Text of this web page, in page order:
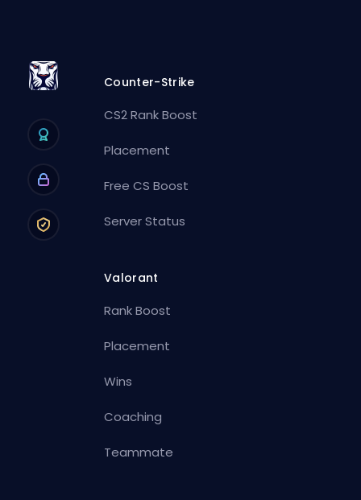
Counter-Strike
CS2 Rank Boost
Placement
Free CS Boost
Server Status
Valorant
Rank Boost
Placement
Wins
Coaching
Teammate